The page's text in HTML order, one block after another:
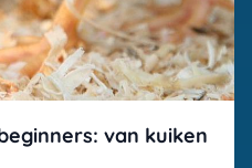
van kuiken